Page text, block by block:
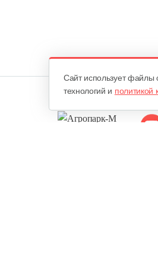
Cайт использует
технологий и политикой